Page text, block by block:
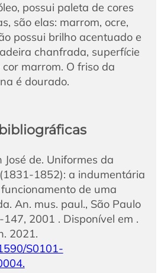
possui paleta de cores
são elas: marrom, ocre,
possui brilho acentuado e
chanfrada, superfície
marrom. O friso da
é dourado.
de. Uniformes da
1852): a indumentária
de uma
An. mus. paul., São Paulo
147, 2001 . Disponível em .
2021.
S0101-